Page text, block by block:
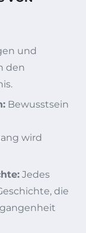
und
den
Bewusstsein
wird
Jedes
die